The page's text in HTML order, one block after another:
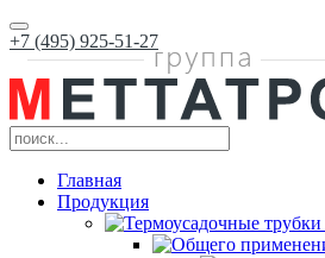
+7 (495) 925-51-27
Главная
Продукция